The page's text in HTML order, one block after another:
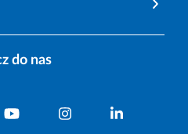
do nas